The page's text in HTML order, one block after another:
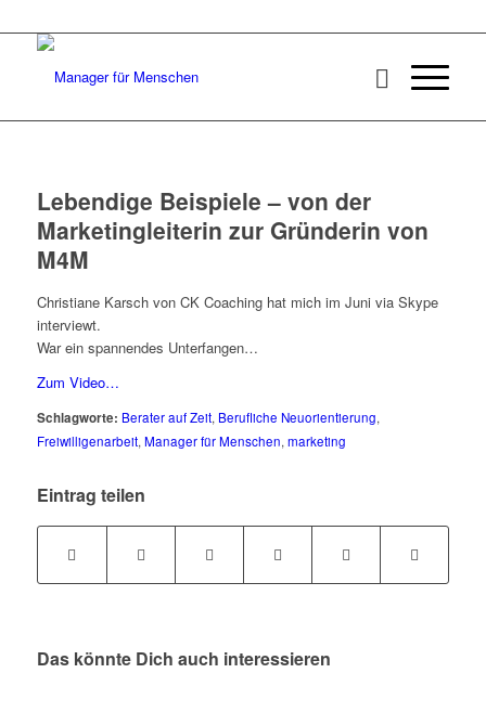
Lebendige Beispiele – von der
Marketingleiterin zur Gründerin von
M4M
Christiane Karsch von CK Coaching hat mich im Juni via Skype
interviewt.
War ein spannendes Unterfangen…
Zum Video…
Schlagworte: Berater auf Zeit, Berufliche Neuorientierung,
Freiwilligenarbeit, Manager für Menschen, marketing
Eintrag teilen
Das könnte Dich auch interessieren